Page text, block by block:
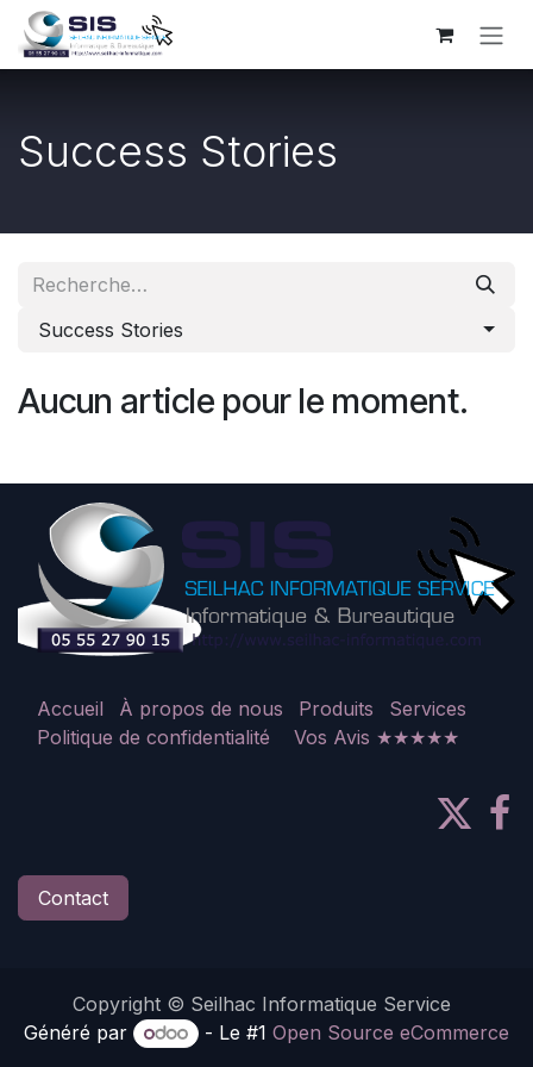
Se rendre au contenu
Success Stories
Success Stories
Aucun article pour le moment.
Accueil À propos de nous Produits
Services
Politique de confidentialité
Vos Avis ★★★★★
Contact
Copyright © Seilhac Informatique Service
Généré par
- Le #1 Open Source eCommerce